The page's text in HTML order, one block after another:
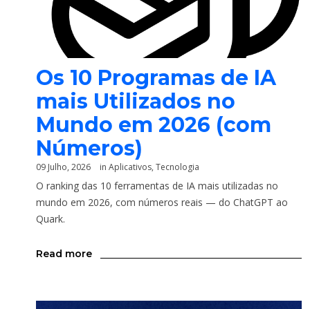
Os 10 Programas de IA
mais Utilizados no
Mundo em 2026 (com
Números)
09 Julho, 2026 in Aplicativos, Tecnologia
O ranking das 10 ferramentas de IA mais utilizadas no
mundo em 2026, com números reais — do ChatGPT ao
Quark.
Read more